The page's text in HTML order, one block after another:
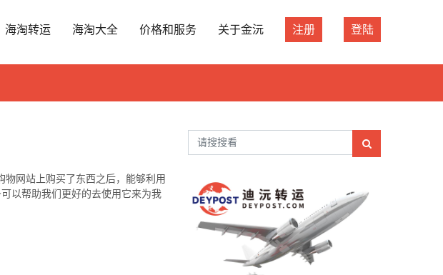
海淘转运 海淘大全 价格和服务 关于金沅 注册 登陆
网站上购买了东西之后，能够利用
以帮助我们更好的去使用它来为我